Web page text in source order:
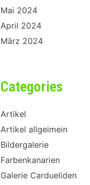
Mai 2024
April 2024
März 2024
Categories
Artikel
Artikel allgeimein
Bildergalerie
Farbenkanarien
Galerie Cardueliden